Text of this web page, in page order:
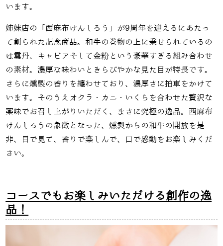
います。
姉妹店の「西麻布けんしろう」が9周年を迎えるにあたっ
て創られた記念商品。和牛の巻物の上に乗せられているの
は雲丹、キャビアそして金粉という豪華すぎる組み合わせ
の素材。濃厚な味わいときらびやかな見た目が特長です。
さらに燻製の香りを纏わせており、濃厚さに拍車をかけて
います。そのうえオクラ・カニ・いくらを合わせた贅沢な
薬味でお召し上がりいただく、まさに究極の逸品。西麻布
けんしろうの象徴となった、燻製からの和牛の開放を是
非、目で見て、香りで楽しんで、口で感動をお楽しみくだ
さい。
コースでもお楽しみいただける創作の逸
品！